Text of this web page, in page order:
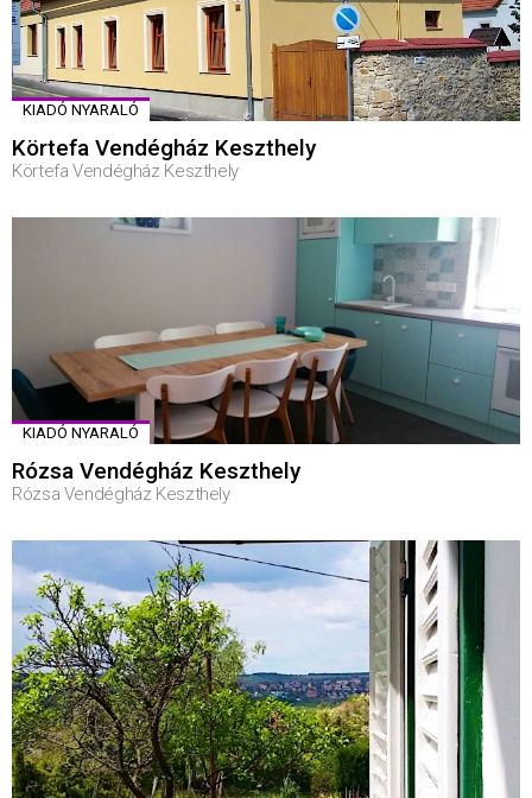
KIADÓ NYARALÓ
Körtefa Vendégház Keszthely
Körtefa Vendégház Keszthely
KIADÓ NYARALÓ
Rózsa Vendégház Keszthely
Rózsa Vendégház Keszthely